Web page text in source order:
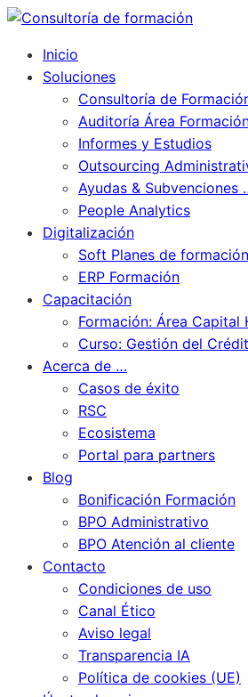
Inicio
Soluciones
Consultoría de
Auditoría Área
Informes y Estudios
Outsourcing
Ayudas & Subvenciones
People Analytics
Digitalización
Soft Planes de formación
ERP Formación
Capacitación
Formación: Área Capital
Curso: Gestión del
Acerca de …
Casos de éxito
RSC
Ecosistema
Portal para partners
Blog
Bonificación Formación
BPO Administrativo
BPO Atención al cliente
Contacto
Condiciones de uso
Canal Ético
Aviso legal
Transparencia IA
Política de cookies (UE)